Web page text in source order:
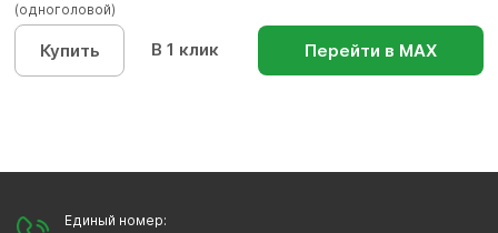
(одноголовой)
Купить В 1 клик Перейти в МАХ
Единый номер: